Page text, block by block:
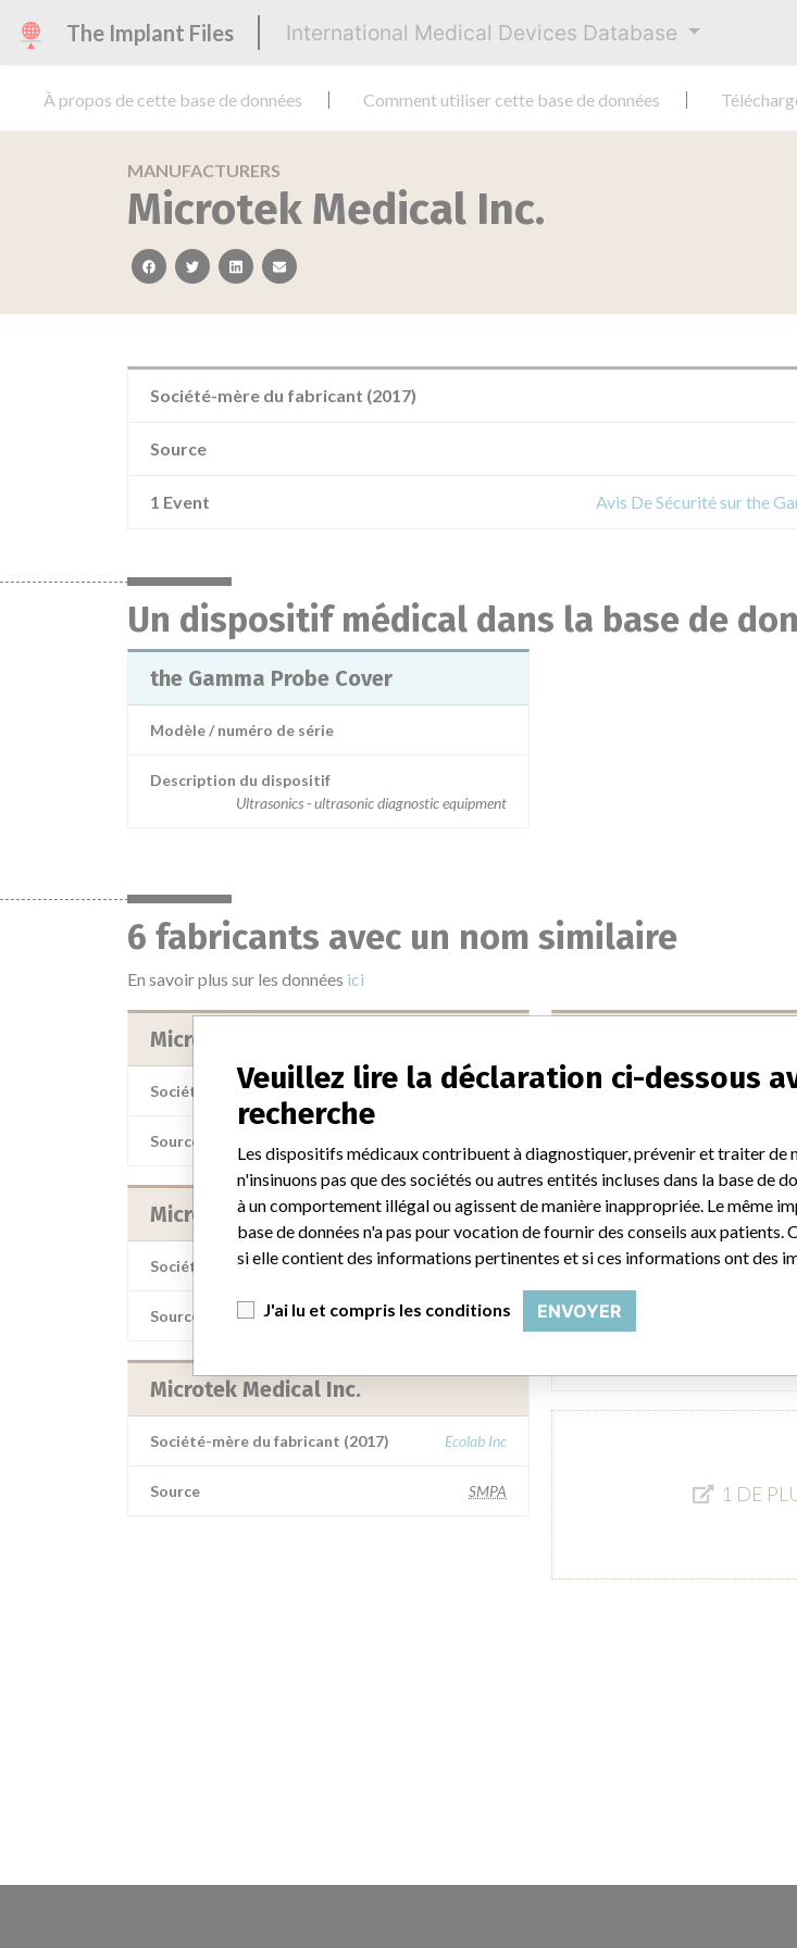
The Implant Files International Medical Devices Database
À propos de cette base de données Comment utiliser cette base de données
MANUFACTURERS
Microtek Medical Inc.
facebooktwitterlinkedinemail
Société-mère du fabricant (2017)
Source
1 Event Avis De Sécurité sur the
Un dispositif médical dans la base de
the Gamma Probe Cover
Modèle / numéro de série
Description du dispositif
Ultrasonics - ultrasonic diagnostic equipment
6 fabricants avec un nom similaire
En savoir plus sur les données ici
Microtek Medical Inc.
Société-mère du fabricant (2017) Ecolab Inc
Source
Microtek Medical Inc.
Société-mère du fabricant (2017) Ecolab Inc
Source MHSIDCCCDMIS
Microtek Medical Inc.
Société-mère du fabricant (2017) Ecolab Inc
Source SMPA
Société-mère du fabricant
MICROTEK MEDICAL
Adresse du fabricant
Société-mère du fabricant
1 DE
Veuillez lire la déclaration ci-dessous
recherche
Les dispositifs médicaux contribuent à diagnostiquer, prévenir et traiter de
n'insinuons pas que des sociétés ou autres entités incluses dans la base de
à un comportement illégal ou agissent de manière inappropriée. Le même
base de données n'a pas pour vocation de fournir des conseils aux
si elle contient des informations pertinentes et si ces informations ont des
J'ai lu et compris les conditions ENVOYER